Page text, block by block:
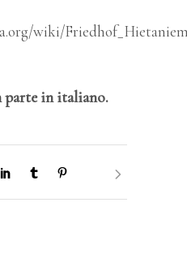
wiki/
parte in italiano.